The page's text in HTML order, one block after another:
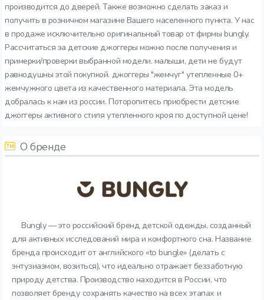
производится до дверей. Также возможно сделать заказ и
получить в розничном магазине Вашего населенного пункта. У нас
в продаже исключительно оригинальный товар от фирмы bungly.
Рассчитаться за детские джоггеры можно после получения и
примерки/проверки выбранной модели. малыши, дети не будут
равнодушны этой покупкой. джоггеры "жемчуг" утепленные 0+
жемчужного цвета из качественного материала. Эта модель
добралась к нам из россии. Поторопитесь приобрести детские
джоггеры активного стиля утепленного кроя по доступной цене!
О бренде
Bungly — это российский бренд детской одежды, созданный
для активных исследований мира и комфортного сна. Название
бренда происходит от английского «to bungle» (делать с
энтузиазмом, возиться), что идеально отражает беззаботную
природу детства. Производство находится в России, что
позволяет бренду сохранять качество на всех этапах и